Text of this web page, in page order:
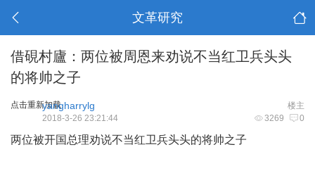
文革研究
借硯村廬：两位被周恩来劝说不当红卫兵头头
的将帅之子
点击重新加载 楼主
yangharrylg
3269 0
2018-3-26 23:21:44
两位被开国总理劝说不当红卫兵头头的将帅之子